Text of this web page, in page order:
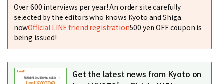
Over 600 interviews per year! An order site carefully
selected by the editors who knows Kyoto and Shiga.
nowOfficial LINE friend registration500 yen OFF coupon is
being issued!
Get the latest news from Kyoto on